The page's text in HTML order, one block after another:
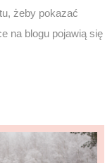
żeby pokazać
na blogu pojawią się